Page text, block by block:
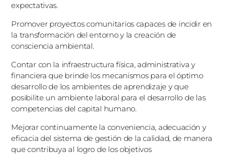
expectativas.
Promover proyectos comunitarios capaces de incidir en
la transformación del entorno y la creación de
consciencia ambiental.
Contar con la infraestructura física, administrativa y
financiera que brinde los mecanismos para el óptimo
desarrollo de los ambientes de aprendizaje y que
posibilite un ambiente laboral para el desarrollo de las
competencias del capital humano.
Mejorar continuamente la conveniencia, adecuación y
eficacia del sistema de gestión de la calidad, de manera
que contribuya al logro de los objetivos